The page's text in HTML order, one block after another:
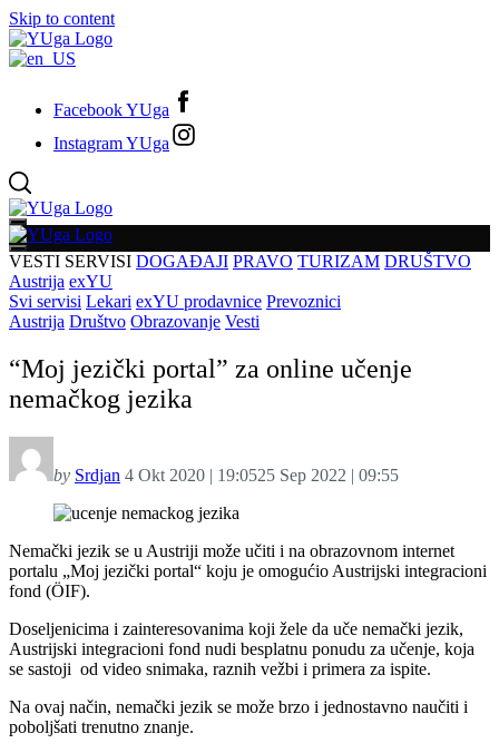
Skip to content
Facebook YUga
Instagram YUga
VESTI SERVISI DOGAĐAJI PRAVO TURIZAM DRUŠTVO
Austrija exYU
Svi servisi Lekari exYU prodavnice Prevoznici
Austrija Društvo Obrazovanje Vesti
“Moj jezički portal” za online učenje
nemačkog jezika
by Srdjan 4 Okt 2020 | 19:0525 Sep 2022 | 09:55
Nemački jezik se u Austriji može učiti i na obrazovnom internet
portalu „Moj jezički portal“ koju je omogućio Austrijski integracioni
fond (ÖIF).
Doseljenicima i zainteresovanima koji žele da uče nemački jezik,
Austrijski integracioni fond nudi besplatnu ponudu za učenje, koja
se sastoji od video snimaka, raznih vežbi i primera za ispite.
Na ovaj način, nemački jezik se može brzo i jednostavno naučiti i
poboljšati trenutno znanje.